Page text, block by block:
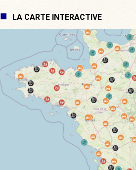
LA CARTE INTERACTIVE